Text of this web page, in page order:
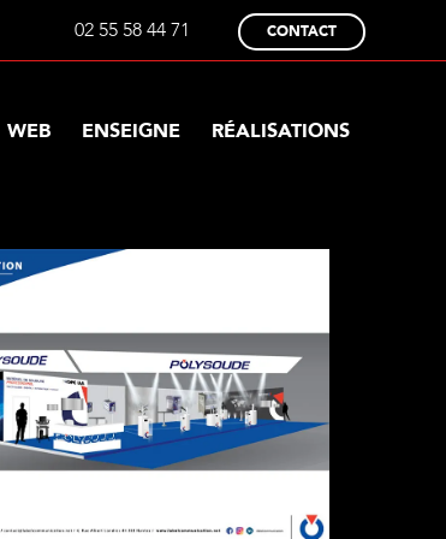
02 55 58 44 71 CONTACT
WEB ENSEIGNE RÉALISATIONS